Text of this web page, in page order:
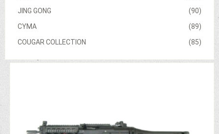
(90)
JING GONG
(89)
CYMA
(85)
COUGAR COLLECTION